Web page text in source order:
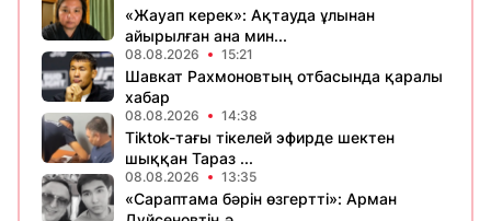
«Жауап керек»: Ақтауда ұлынан
айырылған ана мин...
08.08.2026 15:21
Шавкат Рахмоновтың отбасында қаралы
хабар
08.08.2026 14:38
Tiktok-тағы тікелей эфирде шектен
шыққан Тараз ...
08.08.2026 13:35
«Сараптама бәрін өзгертті»: Арман